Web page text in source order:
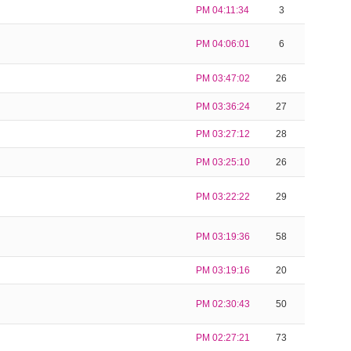
PM 04:11:34 3
PM 04:06:01 6
PM 03:47:02 26
PM 03:36:24 27
PM 03:27:12 28
PM 03:25:10 26
PM 03:22:22 29
PM 03:19:36 58
PM 03:19:16 20
PM 02:30:43 50
PM 02:27:21 73